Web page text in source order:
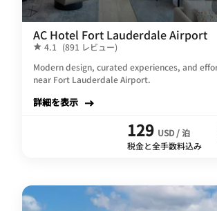
AC Hotel Fort Lauderdale Airport
4.1
(891 レビュー)
Modern design, curated experiences, and
near Fort Lauderdale Airport.
詳細を表示
129 USD / 泊
税金と全手数料込み